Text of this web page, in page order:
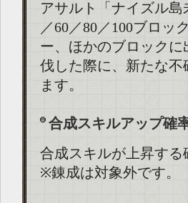
アサルト「ナイズル
／60／80／100ブロッ
ー、ほかのブロック
伐した際に、新たな
ます。
合成スキルアップ確
合成スキルが上昇す
※錬成は対象外です。